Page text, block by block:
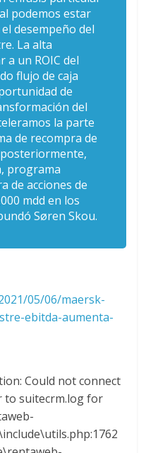
podemos estar
desempeño del
La alta
a un ROIC del
flujo de caja
de
del
la parte
de recompra de
programa
de acciones de
mdd en los
Søren Skou.
05/06/maersk-
ebitda-aumenta-
Could not connect
to suitecrm.log for